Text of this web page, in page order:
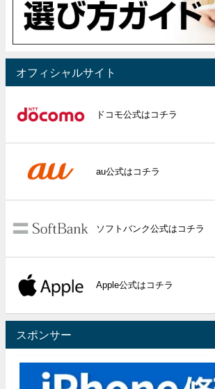
オフィシャルサイト
ドコモ公式はコチラ
au公式はコチラ
ソフトバンク公式はコチラ
Apple公式はコチラ
スポンサー